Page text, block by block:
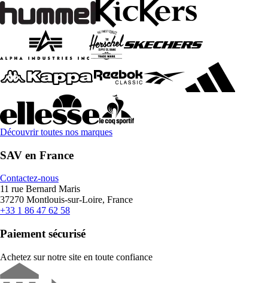
Découvrir toutes nos marques
SAV en France
Contactez-nous
11 rue Bernard Maris
37270 Montlouis-sur-Loire, France
+33 1 86 47 62 58
Paiement sécurisé
Achetez sur notre site en toute confiance